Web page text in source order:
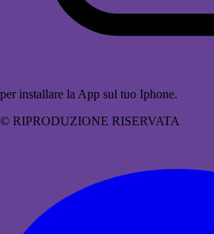
per installare la App sul tuo Iphone.
© RIPRODUZIONE RISERVATA